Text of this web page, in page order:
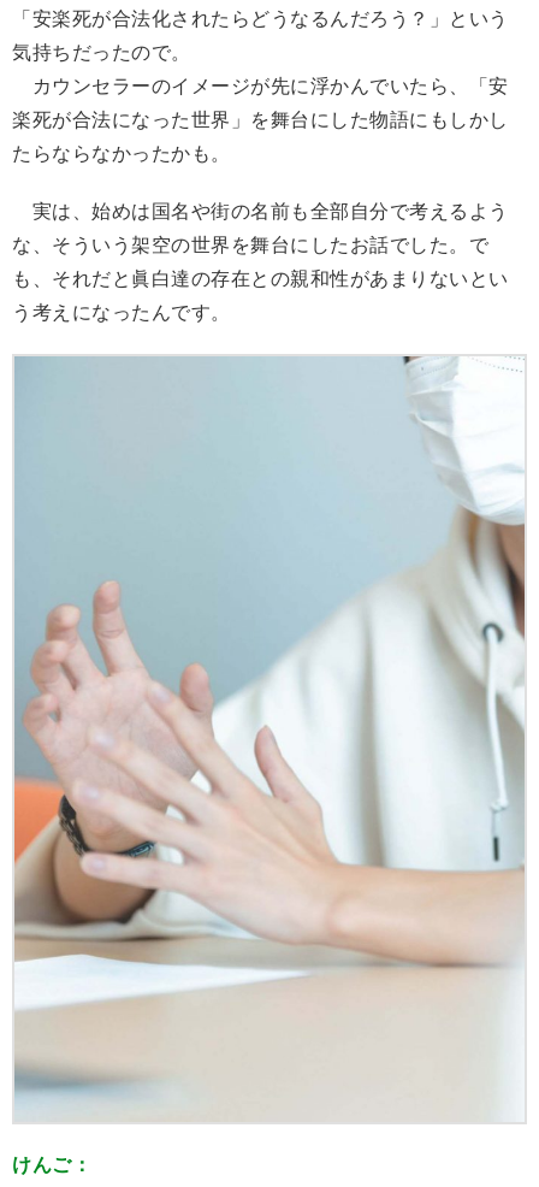
「安楽死が合法化されたらどうなるんだろう？」という
気持ちだったので。
カウンセラーのイメージが先に浮かんでいたら、「安
楽死が合法になった世界」を舞台にした物語にもしかし
たらならなかったかも。
実は、始めは国名や街の名前も全部自分で考えるよう
な、そういう架空の世界を舞台にしたお話でした。で
も、それだと眞白達の存在との親和性があまりないとい
う考えになったんです。
けんご：